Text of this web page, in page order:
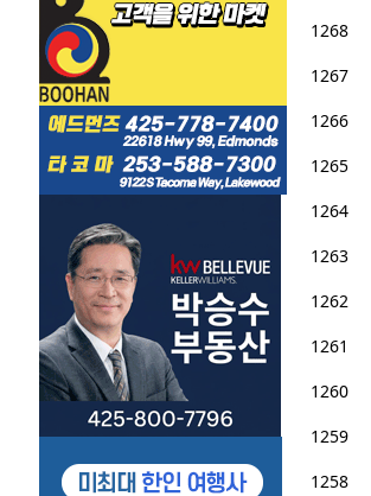
1268
1267
1266
1265
1264
1263
1262
1261
1260
1259
1258